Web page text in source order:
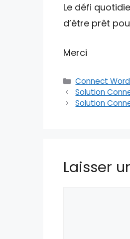
Le défi
d’être prêt
Merci
Catégories
Connect Word
Solution
Solution
Laisser